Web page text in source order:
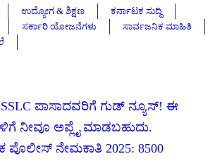
ಉದ್ಯೋಗ & ಶಿಕ್ಷಣ
ಕರ್ನಾಟಕ ಸುದ್ದಿ
ಸರ್ಕಾರಿ ಯೋಜನೆಗಳು
ಸಾರ್ವಜನಿಕ ಮಾಹಿತಿ
SSLC ಪಾಸಾದವರಿಗೆ ಗುಡ್ ನ್ಯೂಸ್! ಈ
ನೀವೂ ಅಪ್ಲೈ ಮಾಡಬಹುದು.
ಪೊಲೀಸ್ ನೇಮಕಾತಿ 2025: 8500